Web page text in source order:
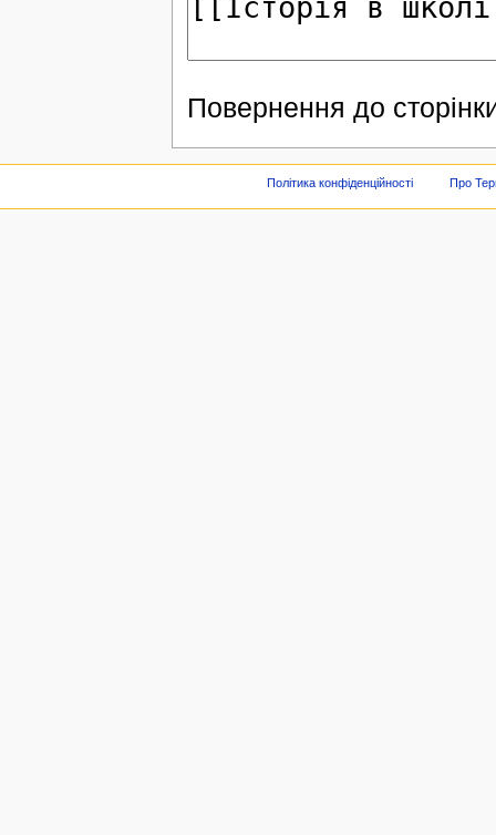
Повернення до
Політика конфіденційності Про